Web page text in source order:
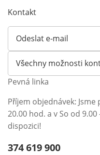
Kontakt
Odeslat e-mail
Otevírá e-mailového
Všechny možnosti
Pevná linka
Příjem objednávek: Jsme
20.00 hod. a v So od
dispozici!
Telefonní číslo:
374 619 900